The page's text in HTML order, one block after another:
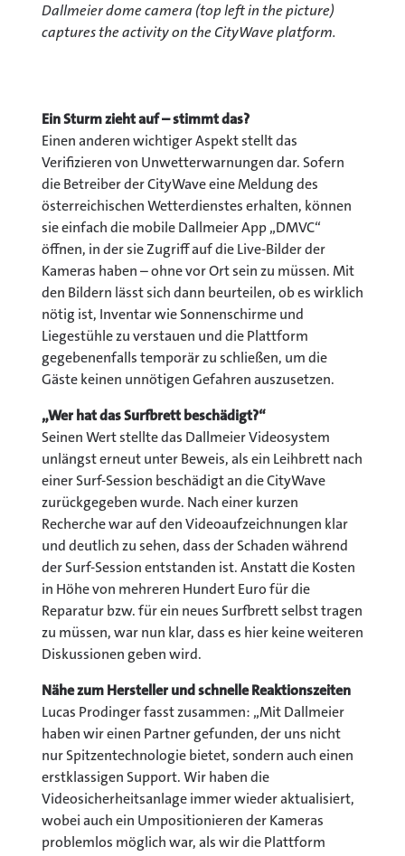
Dallmeier dome camera (top left in the picture)
captures the activity on the CityWave platform.
Ein Sturm zieht auf – stimmt das?
Einen anderen wichtiger Aspekt stellt das
Verifizieren von Unwetterwarnungen dar. Sofern
die Betreiber der CityWave eine Meldung des
österreichischen Wetterdienstes erhalten, können
sie einfach die mobile Dallmeier App „DMVC“
öffnen, in der sie Zugriff auf die Live-Bilder der
Kameras haben – ohne vor Ort sein zu müssen. Mit
den Bildern lässt sich dann beurteilen, ob es wirklich
nötig ist, Inventar wie Sonnenschirme und
Liegestühle zu verstauen und die Plattform
gegebenenfalls temporär zu schließen, um die
Gäste keinen unnötigen Gefahren auszusetzen.
„Wer hat das Surfbrett beschädigt?“
Seinen Wert stellte das Dallmeier Videosystem
unlängst erneut unter Beweis, als ein Leihbrett nach
einer Surf-Session beschädigt an die CityWave
zurückgegeben wurde. Nach einer kurzen
Recherche war auf den Videoaufzeichnungen klar
und deutlich zu sehen, dass der Schaden während
der Surf-Session entstanden ist. Anstatt die Kosten
in Höhe von mehreren Hundert Euro für die
Reparatur bzw. für ein neues Surfbrett selbst tragen
zu müssen, war nun klar, dass es hier keine weiteren
Diskussionen geben wird.
Nähe zum Hersteller und schnelle Reaktionszeiten
Lucas Prodinger fasst zusammen: „Mit Dallmeier
haben wir einen Partner gefunden, der uns nicht
nur Spitzentechnologie bietet, sondern auch einen
erstklassigen Support. Wir haben die
Videosicherheitsanlage immer wieder aktualisiert,
wobei auch ein Umpositionieren der Kameras
problemlos möglich war, als wir die Plattform